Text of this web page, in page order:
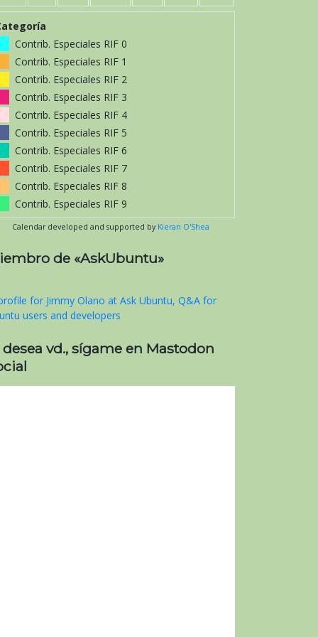
Contrib. Especiales RIF 0
Contrib. Especiales RIF 1
Contrib. Especiales RIF 2
Contrib. Especiales RIF 3
Contrib. Especiales RIF 4
Contrib. Especiales RIF 5
Contrib. Especiales RIF 6
Contrib. Especiales RIF 7
Contrib. Especiales RIF 8
Contrib. Especiales RIF 9
Calendar developed and supported by Kieran O'Shea
de «AskUbuntu»
desea vd., sígame en Mastodon